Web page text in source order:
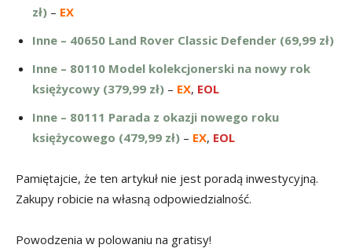
zł) – EX
Inne – 40650 Land Rover Classic Defender (69,99 zł)
Inne – 80110 Model kolekcjonerski na nowy rok
księżycowy (379,99 zł) – EX, EOL
Inne – 80111 Parada z okazji nowego roku
księżycowego (479,99 zł) – EX, EOL
Pamiętajcie, że ten artykuł nie jest poradą inwestycyjną.
Zakupy robicie na własną odpowiedzialność.
Powodzenia w polowaniu na gratisy!